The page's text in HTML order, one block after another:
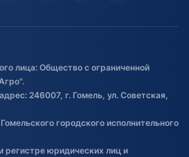
учет
лица: Общество с ограниченной
246007, г. Гомель, ул. Советская,
городского исполнительного
регистре юридических лиц и